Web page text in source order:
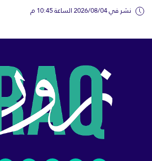
نشر في 2026/08/04 الساعة 10:45 م